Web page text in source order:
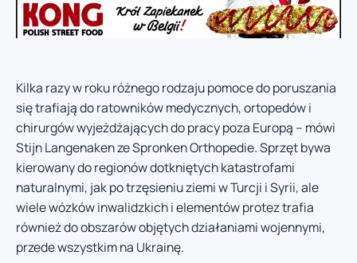
Kilka razy w roku różnego rodzaju pomoce do poruszania
się trafiają do ratowników medycznych, ortopedów i
chirurgów wyjeżdżających do pracy poza Europą – mówi
Stijn Langenaken ze Spronken Orthopedie. Sprzęt bywa
kierowany do regionów dotkniętych katastrofami
naturalnymi, jak po trzęsieniu ziemi w Turcji i Syrii, ale
wiele wózków inwalidzkich i elementów protez trafia
również do obszarów objętych działaniami wojennymi,
przede wszystkim na Ukrainę.